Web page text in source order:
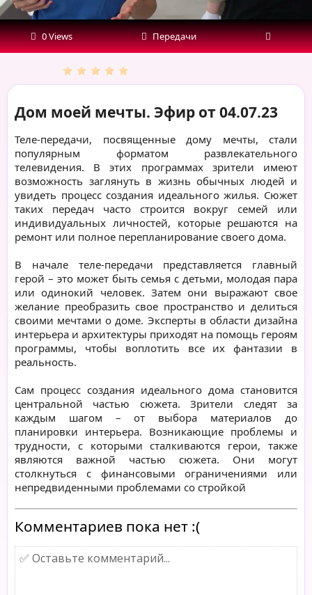
0 Views Передачи
Дом моей мечты. Эфир от 04.07.23
Теле-передачи, посвященные дому мечты, стали
популярным форматом развлекательного
телевидения. В этих программах зрители имеют
возможность заглянуть в жизнь обычных людей и
увидеть процесс создания идеального жилья. Сюжет
таких передач часто строится вокруг семей или
индивидуальных личностей, которые решаются на
ремонт или полное перепланирование своего дома.
В начале теле-передачи представляется главный
герой – это может быть семья с детьми, молодая пара
или одинокий человек. Затем они выражают свое
желание преобразить свое пространство и делиться
своими мечтами о доме. Эксперты в области дизайна
интерьера и архитектуры приходят на помощь героям
программы, чтобы воплотить все их фантазии в
реальность.
Сам процесс создания идеального дома становится
центральной частью сюжета. Зрители следят за
каждым шагом – от выбора материалов до
планировки интерьера. Возникающие проблемы и
трудности, с которыми сталкиваются герои, также
являются важной частью сюжета. Они могут
столкнуться с финансовыми ограничениями или
непредвиденными проблемами со стройкой
Комментариев пока нет :(